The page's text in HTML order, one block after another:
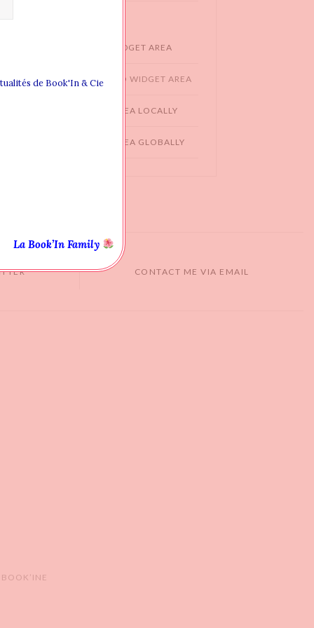
CREATING NEW WIDGET AREA
ADDING WIDGET TO WIDGET AREA
ASSIGN WIDGET AREA LOCALLY
ASSIGN WIDGET AREA GLOBALLY
CONTACT ME VIA EMAIL
de Book'In & Cie
La Book’In Family